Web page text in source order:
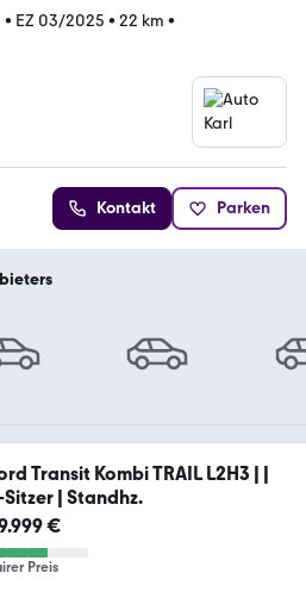
• EZ 03/2025 • 22 km •
Kontakt Parken
Transit Kombi TRAIL L2H3 | |
Sitzer | Standhz.
€
Preis